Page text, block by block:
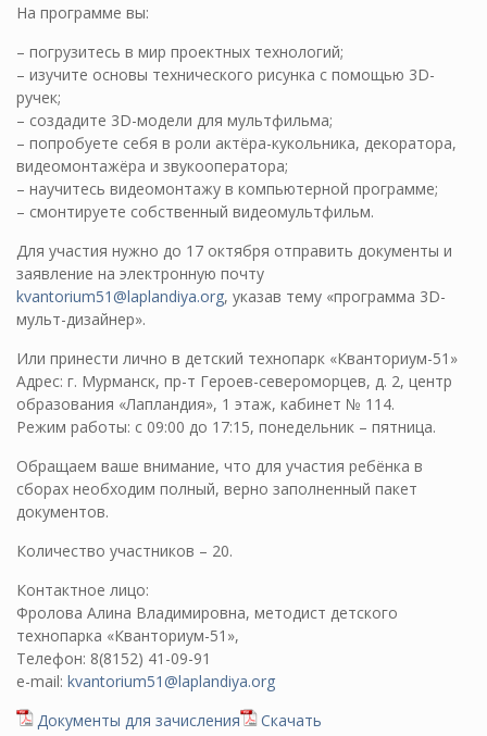
На программе вы:
– погрузитесь в мир проектных технологий;
– изучите основы технического рисунка с помощью 3D-
ручек;
– создадите 3D-модели для мультфильма;
– попробуете себя в роли актёра-кукольника, декоратора,
видеомонтажёра и звукооператора;
– научитесь видеомонтажу в компьютерной программе;
– смонтируете собственный видеомультфильм.
Для участия нужно до 17 октября отправить документы и
заявление на электронную почту
kvantorium51@laplandiya.org, указав тему «программа 3D-
мульт-дизайнер».
Или принести лично в детский технопарк «Кванториум-51»
Адрес: г. Мурманск, пр-т Героев-североморцев, д. 2, центр
образования «Лапландия», 1 этаж, кабинет № 114.
Режим работы: с 09:00 до 17:15, понедельник – пятница.
Обращаем ваше внимание, что для участия ребёнка в
сборах необходим полный, верно заполненный пакет
документов.
Количество участников – 20.
Контактное лицо:
Фролова Алина Владимировна, методист детского
технопарка «Кванториум-51»,
Телефон: 8(8152) 41-09-91
e-mail: kvantorium51@laplandiya.org
Документы для зачисления
Скачать